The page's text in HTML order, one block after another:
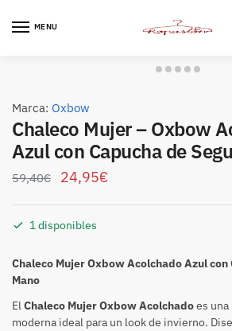
MENU
Marca: Oxbow
Chaleco Mujer – Oxbow
Azul con Capucha de
59,40€ 24,95€
1 disponibles
Chaleco Mujer Oxbow Acolchado Azul con
Mano
ElChaleco Mujer Oxbow Acolchadoes
moderna ideal para un look de invierno.